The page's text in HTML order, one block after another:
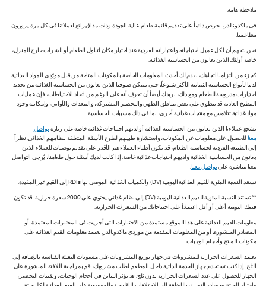
ملاحظة هامة:
في ماكدونالدز، نحرص دائماً على تقديم قائمة طعام عالية الجودة وذات مذاق رائع لعملائنا في كل مرة يزورون
مطاعمنا.
نحن نتفهم أن لكل عميل احتياجاته واعتباراته الفردية عند اختيار مكان لتناول الطعام أو الشراب خارج المنزل،
خاصة أولئك الذين يعانون من الحساسية الغذائية.
كجزء من التزامنا اتجاهك، نقدم لك أحدث المعلومات الخاصة بالمكونات المتاحة من قبل مورّدي المواد الغذائية
لدينا لأنواع الحساسية الثمانية الأكثر شيوعاً، حتى يتمكن ضيوفنا الذين يعانون من الحساسية الغذائية من تحديد
اختيارات مدروسة للطعام. ومع ذلك، نريدك أيضاً أن تعرف أنه على الرغم من اتخاذ الاحتياطات، فإن عمليات
المطبخ العادية قد تنطوي على بعض مناطق الطهي والتحضير المشتركة، والمعدات والأواني، وإمكانية وجود
مواد غذائية تتلامس مع منتجات غذائية أخرى، بما في ذلك مسببات الحساسية.
نشجع عملاءنا الذين يعانون من الحساسية الغذائية أو لديهم احتياجات غذائية خاصة على زيارةتواصل
معنا للحصول على معلومات عن المكونات، واستشارة طبيبهم لطرح الأسئلة المتعلقة بنظامهم الغذائي. نظراً
إلى الطبيعة الفردية لحساسية الطعام، قد يكون أطباء العملاء هم الأقدر على تقديم توصيات للعملاء الذين
يعانون من الحساسية الغذائية ولديهم احتياجات غذائية خاصة. إذا كانت لديك أسئلة حول طعامنا، يُرجى التواصل
معنا مباشرة علىتواصل معنا.
تستند النسبة المئوية للقيم الغذائية اليومية (DV) والكميات الغذائية الموصى بها RDIs إلى القيم غير المقيدة.
** تستند النسبة المئوية للقيم الغذائية اليومية (DV) إلى نظام غذائي يحتوي على 2000 سعرة حرارية. قد تكون
قيمك اليومية أعلى أو أقل اعتماداً على احتياجاتك من السعرات الحرارية.
معلومات القيم الغذائية على هذا الموقع مستمدة من الاختبارات التي أجريت في المختبرات المعتمدة، أو
المصادر المنشورة، أو من المعلومات المقدمة من موردي ماكدونالدز. تعتمد معلومات القيم الغذائية على
مكونات المنتج وأحجام الوجبات.
تعتمد السعرات الحرارية للمشروبات في جهاز توزيع المشروبات على مستويات التعبئة القياسية بالإضافة إلى
الثلج. إذا كنت تستخدم جهاز الخدمة الذاتية داخل المطعم لطلب مشروبك، قم بمراجعة اللافتة المنشورة على
الجهاز للحصول على عدد السعرات الحرارية بدون ثلج. قد يؤثر التباين في أحجام الوجبات، وتقنيات التحضير،